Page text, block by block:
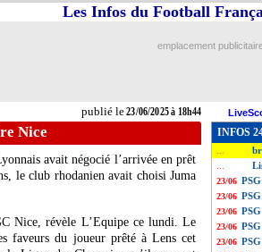
publié le23/06/2025 à 18h44
Les Infos du Football
emplacement
Nice
avait négocié l’arrivée en prêt
le club rhodanien avait choisi Juma
Nice, révèle L’Equipe ce lundi. Le
faveurs du joueur prêté à Lens cet
INFOS
23/06 PSG
23/06 PSG
23/06 PSG
23/06 PSG
23/06 PSG